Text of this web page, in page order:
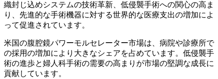
織封じ込めシステムの技術革新、低侵襲手術への関心の高ま
り、先進的な手術機器に対する世界的な医療支出の増加によ
って促進されています。
米国の腹腔鏡パワーモルセレーター市場は、病院や診療所で
の採用の増加により大きなシェアを占めています。低侵襲手
術の進歩と婦人科手術の需要の高まりが市場の堅調な成長に
貢献しています。